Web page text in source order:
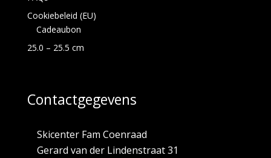
Cookiebeleid (EU)
Cadeaubon
25.0 – 25.5 cm
Contactgegevens
Skicenter Fam Coenraad
Gerard van der Lindenstraat 31